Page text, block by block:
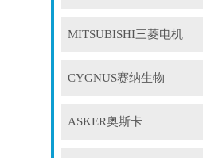
MITSUBISHI三菱电机
CYGNUS赛纳生物
ASKER奥斯卡